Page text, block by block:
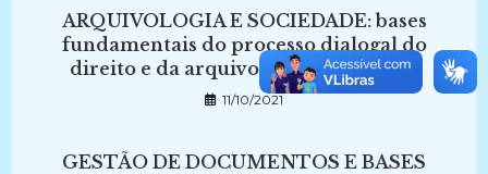
ARQUIVOLOGIA E SOCIEDADE: bases
fundamentais do processo dialogal do
direito e da arquivologia (2016-2017)
11/10/2021
GESTÃO DE DOCUMENTOS E BASES